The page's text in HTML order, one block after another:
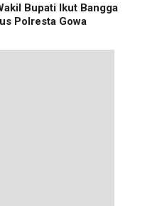
Bupati Ikut Bangga
Polresta Gowa